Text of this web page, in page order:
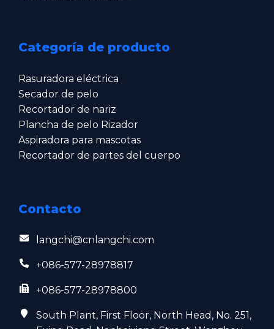
Categoría de producto
Rasuradora eléctrica
Secador de pelo
Recortador de nariz
Plancha de pelo Rizador
Aspiradora para mascotas
Recortador de partes del cuerpo
Contacto
langchi@cnlangchi.com
+086-577-28978817
+086-577-28978800
South Plant, First Floor, North Head, No. 251,